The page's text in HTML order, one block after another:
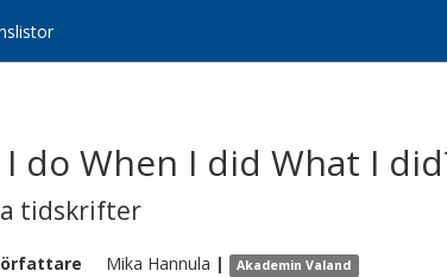
do When I did What I
tidskrifter
Mika Hannula | Akademin Valand